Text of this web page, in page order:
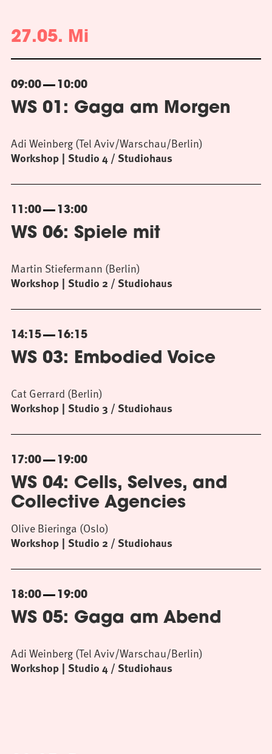
27.05. Mi
09:00 10:00
WS 01: Gaga am Morgen
Workshop Studio 4 / Studiohaus
Adi Weinberg (Tel Aviv/Warschau/Berlin)
11:00 13:00
WS 06: Spiele mit
Workshop Studio 2 / Studiohaus
Martin Stiefermann (Berlin)
14:15 16:15
WS 03: Embodied Voice
Workshop Studio 3 / Studiohaus
Cat Gerrard (Berlin)
17:00 19:00
WS 04: Cells, Selves, and
Collective Agencies
Workshop Studio 2 / Studiohaus
Olive Bieringa (Oslo)
18:00 19:00
WS 05: Gaga am Abend
Workshop Studio 4 / Studiohaus
Adi Weinberg (Tel Aviv/Warschau/Berlin)